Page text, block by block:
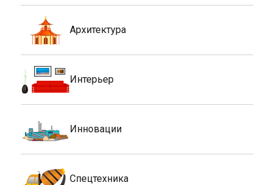
Архитектура
Интерьер
Инновации
Спецтехника